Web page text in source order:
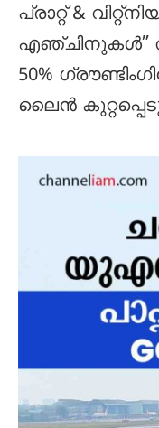
പ്രാറ്റ് &
എഞ്ചിനുകൾ”
50%
ലൈൻ